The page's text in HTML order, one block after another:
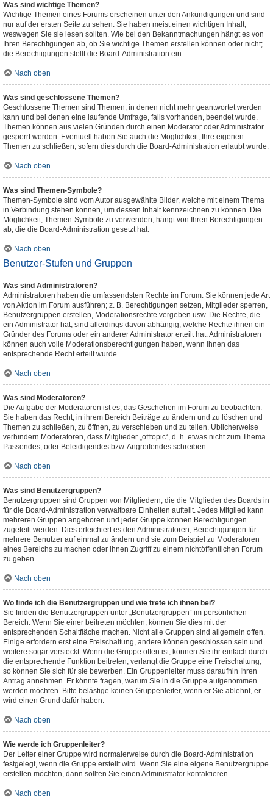
Was sind wichtige Themen?
Wichtige Themen eines Forums erscheinen unter den Ankündigungen und sind
nur auf der ersten Seite zu sehen. Sie haben meist einen wichtigen Inhalt,
weswegen Sie sie lesen sollten. Wie bei den Bekanntmachungen hängt es von
Ihren Berechtigungen ab, ob Sie wichtige Themen erstellen können oder nicht;
die Berechtigungen stellt die Board-Administration ein.
Nach oben
Was sind geschlossene Themen?
Geschlossene Themen sind Themen, in denen nicht mehr geantwortet werden
kann und bei denen eine laufende Umfrage, falls vorhanden, beendet wurde.
Themen können aus vielen Gründen durch einen Moderator oder Administrator
gesperrt werden. Eventuell haben Sie auch die Möglichkeit, Ihre eigenen
Themen zu schließen, sofern dies durch die Board-Administration erlaubt wurde.
Nach oben
Was sind Themen-Symbole?
Themen-Symbole sind vom Autor ausgewählte Bilder, welche mit einem Thema
in Verbindung stehen können, um dessen Inhalt kennzeichnen zu können. Die
Möglichkeit, Themen-Symbole zu verwenden, hängt von Ihren Berechtigungen
ab, die die Board-Administration gesetzt hat.
Nach oben
Benutzer-Stufen und Gruppen
Was sind Administratoren?
Administratoren haben die umfassendsten Rechte im Forum. Sie können jede Art
von Aktion im Forum ausführen; z. B. Berechtigungen setzen, Mitglieder sperren,
Benutzergruppen erstellen, Moderationsrechte vergeben usw. Die Rechte, die
ein Administrator hat, sind allerdings davon abhängig, welche Rechte ihnen ein
Gründer des Forums oder ein anderer Administrator erteilt hat. Administratoren
können auch volle Moderationsberechtigungen haben, wenn ihnen das
entsprechende Recht erteilt wurde.
Nach oben
Was sind Moderatoren?
Die Aufgabe der Moderatoren ist es, das Geschehen im Forum zu beobachten.
Sie haben das Recht, in ihrem Bereich Beiträge zu ändern und zu löschen und
Themen zu schließen, zu öffnen, zu verschieben und zu teilen. Üblicherweise
verhindern Moderatoren, dass Mitglieder „offtopic“, d. h. etwas nicht zum Thema
Passendes, oder Beleidigendes bzw. Angreifendes schreiben.
Nach oben
Was sind Benutzergruppen?
Benutzergruppen sind Gruppen von Mitgliedern, die die Mitglieder des Boards in
für die Board-Administration verwaltbare Einheiten aufteilt. Jedes Mitglied kann
mehreren Gruppen angehören und jeder Gruppe können Berechtigungen
zugeteilt werden. Dies erleichtert es den Administratoren, Berechtigungen für
mehrere Benutzer auf einmal zu ändern und sie zum Beispiel zu Moderatoren
eines Bereichs zu machen oder ihnen Zugriff zu einem nichtöffentlichen Forum
zu geben.
Nach oben
Wo finde ich die Benutzergruppen und wie trete ich ihnen bei?
Sie finden die Benutzergruppen unter „Benutzergruppen“ im persönlichen
Bereich. Wenn Sie einer beitreten möchten, können Sie dies mit der
entsprechenden Schaltfläche machen. Nicht alle Gruppen sind allgemein offen.
Einige erfordern erst eine Freischaltung, andere können geschlossen sein und
weitere sogar versteckt. Wenn die Gruppe offen ist, können Sie ihr einfach durch
die entsprechende Funktion beitreten; verlangt die Gruppe eine Freischaltung,
so können Sie sich für sie bewerben. Ein Gruppenleiter muss daraufhin Ihren
Antrag annehmen. Er könnte fragen, warum Sie in die Gruppe aufgenommen
werden möchten. Bitte belästige keinen Gruppenleiter, wenn er Sie ablehnt, er
wird einen Grund dafür haben.
Nach oben
Wie werde ich Gruppenleiter?
Der Leiter einer Gruppe wird normalerweise durch die Board-Administration
festgelegt, wenn die Gruppe erstellt wird. Wenn Sie eine eigene Benutzergruppe
erstellen möchten, dann sollten Sie einen Administrator kontaktieren.
Nach oben